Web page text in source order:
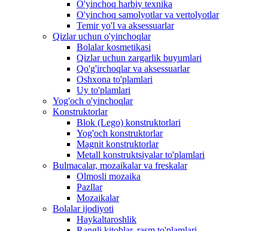
O'yinchoq harbiy texnika
O'yinchoq samolyotlar va vertolyotlar
Temir yo'l va aksessuarlar
Qizlar uchun o'yinchoqlar
Bolalar kosmetikasi
Qizlar uchun zargarlik buyumlari
Qo'g'irchoqlar va aksessuarlar
Oshxona to'plamlari
Uy to'plamlari
Yog'och o'yinchoqlar
Konstruktorlar
Blok (Lego) konstruktorlari
Yog'och konstruktorlar
Magnit konstruktorlar
Metall konstruktsiyalar to'plamlari
Bulmacalar, mozaikalar va freskalar
Olmosli mozaika
Pazllar
Mozaikalar
Bolalar ijodiyoti
Haykaltaroshlik